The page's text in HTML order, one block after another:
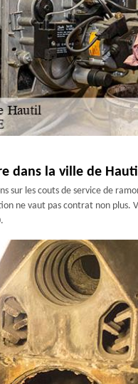
dans la ville de
sur les couts de service de
ne vaut pas contrat non plus.